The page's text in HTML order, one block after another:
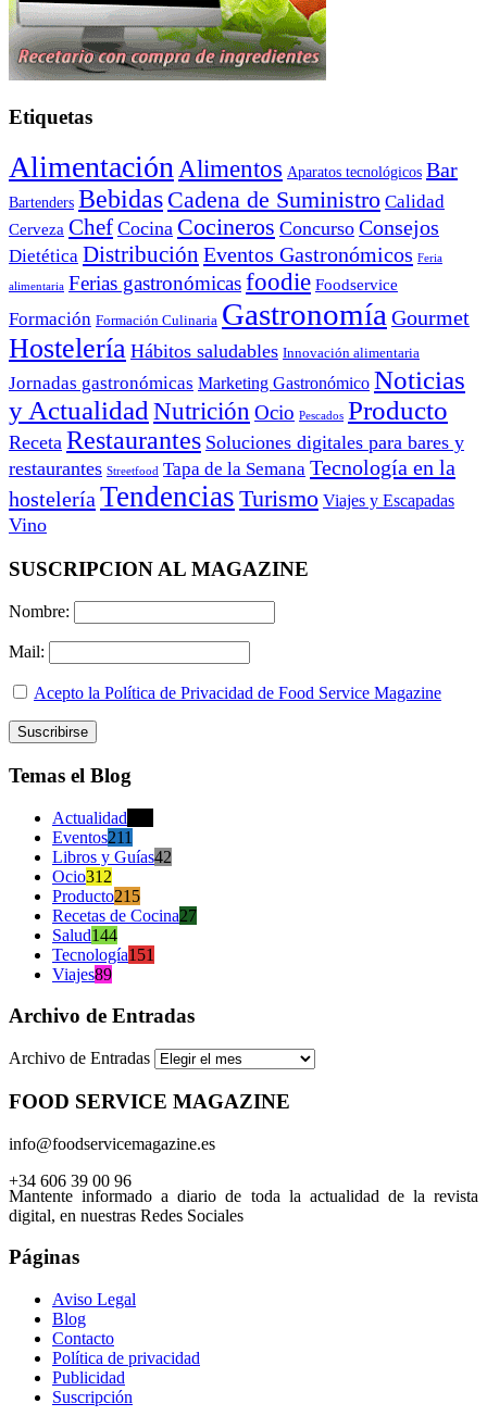
Etiquetas
Alimentación Alimentos Aparatos tecnológicos Bar
Bartenders Bebidas Cadena de Suministro Calidad
Cerveza Chef Cocina Cocineros Concurso Consejos
Dietética Distribución Eventos Gastronómicos Feria
alimentaria Ferias gastronómicasfoodie Foodservice
Formación Formación Culinaria Gastronomía Gourmet
Hostelería Hábitos saludables Innovación alimentaria
Jornadas gastronómicas Marketing Gastronómico Noticias
y Actualidad Nutrición Ocio Pescados Producto
Receta Restaurantes Soluciones digitales para bares y
restaurantes Streetfood Tapa de la Semana Tecnología en la
hostelería Tendencias Turismo Viajes y Escapadas
Vino
SUSCRIPCION AL MAGAZINE
Nombre:
Mail:
Acepto la Política de Privacidad de Food Service Magazine
Temas el Blog
Actualidad
Eventos211
Libros y Guías42
Ocio312
Producto215
Recetas de Cocina27
Salud144
Tecnología151
Viajes89
Archivo de Entradas
Archivo de Entradas
FOOD SERVICE MAGAZINE
info@foodservicemagazine.es
+34 606 39 00 96
Mantente informado a diario de toda la actualidad de la revista
digital, en nuestras Redes Sociales
Páginas
Aviso Legal
Blog
Contacto
Política de privacidad
Publicidad
Suscripción